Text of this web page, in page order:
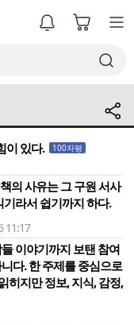
이 있다. 100자평
의 사유는 그 구원 서사
라서 쉽기까지 하다.
11:17
이야기까지 보탠 참여
다. 한 주제를 중심으로
히지만 정보, 지식, 감정,